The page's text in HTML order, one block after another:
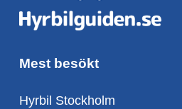
Mest besökt
Hyrbil Stockholm